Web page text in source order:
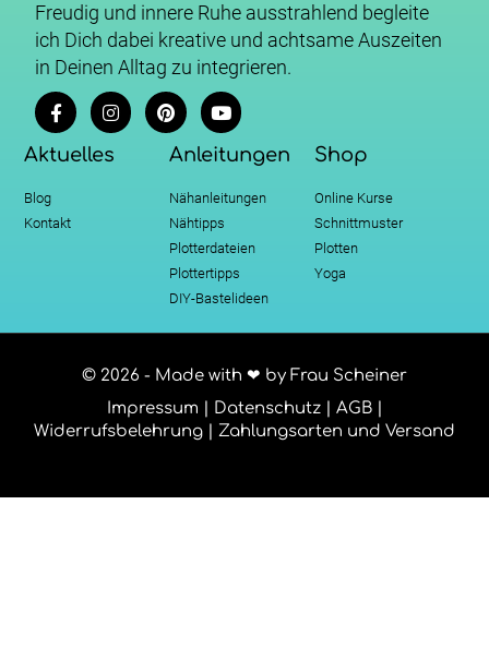
Freudig und innere Ruhe ausstrahlend begleite
ich Dich dabei kreative und achtsame Auszeiten
in Deinen Alltag zu integrieren.
Aktuelles
Blog
Kontakt
Anleitungen
Nähanleitungen
Nähtipps
Plotterdateien
Plottertipps
DIY-Bastelideen
Shop
Online Kurse
Schnittmuster
Plotten
Yoga
© 2026 - Made with ❤ by Frau Scheiner
Impressum
Datenschutz| AGB|
Widerrufsbelehrung
Zahlungsarten und Versand